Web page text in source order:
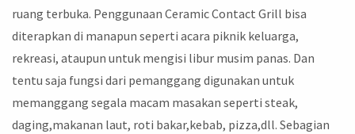
ruang terbuka. Penggunaan Ceramic Contact Grill bisa
diterapkan di manapun seperti acara piknik keluarga,
rekreasi, ataupun untuk mengisi libur musim panas. Dan
tentu saja fungsi dari pemanggang digunakan untuk
memanggang segala macam masakan seperti steak,
daging,makanan laut, roti bakar,kebab, pizza,dll. Sebagian